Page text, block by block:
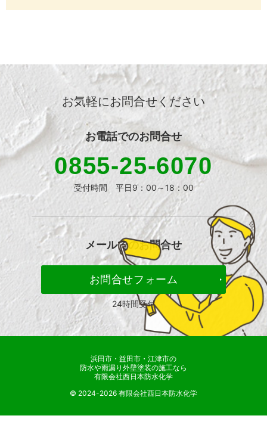
お気軽にお問合せください
お電話でのお問合せ
0855-25-6070
受付時間 平日9：00～18：00
メールでのお問合せ
お問合せフォーム
24時間受付
© 2024-2026 有限会社西日本防水化学
浜田市・益田市・江津市の
防水や雨漏り外壁塗装の施工なら
有限会社西日本防水化学